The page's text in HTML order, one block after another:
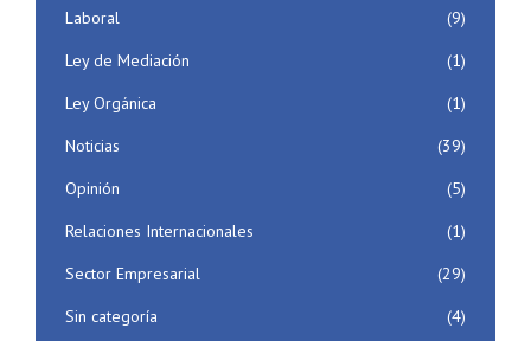
Laboral
(9)
Ley de Mediación
(1)
Ley Orgánica
(1)
Noticias
(39)
Opinión
(5)
Relaciones Internacionales
(1)
Sector Empresarial
(29)
Sin categoría
(4)